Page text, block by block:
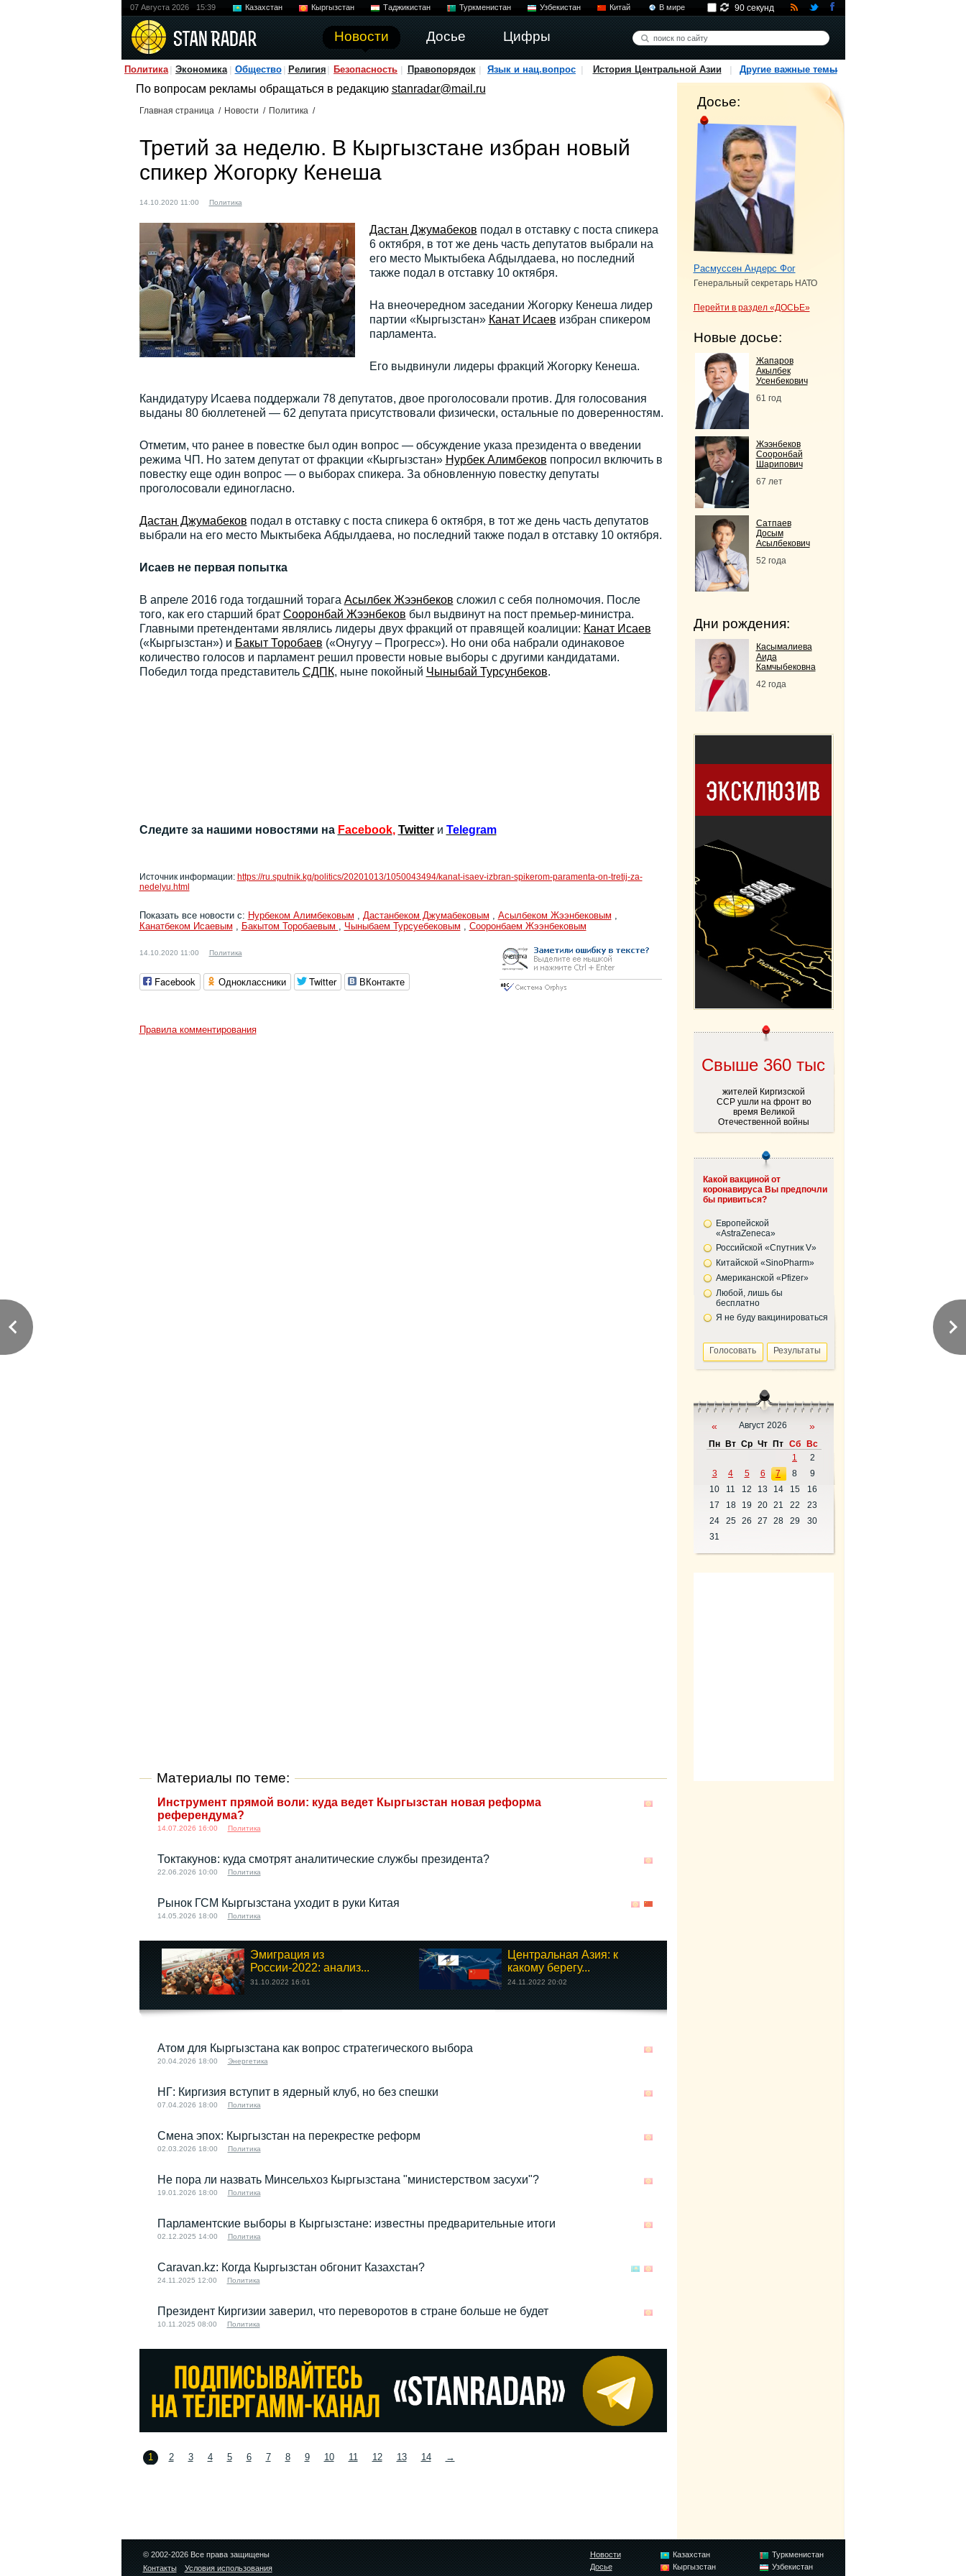
07 Августа 2026 15:39 Казахстан Кыргызстан Таджикистан Туркменистан Узбекистан Китай В мире
Новости Досье Цифры
90 секунд
Политика Экономика Общество Религия Безопасность Правопорядок Язык и нац.вопрос История Центральной Азии Другие важные темы
По вопросам рекламы обращаться в редакцию stanradar@mail.ru
Главная страница / Новости / Политика /
Третий за неделю. В Кыргызстане избран новый
спикер Жогорку Кенеша
14.10.2020 11:00 Политика
Дастан Джумабеков подал в отставку с поста спикера
6 октября, в тот же день часть депутатов выбрали на
его место Мыктыбека Абдылдаева, но последний
также подал в отставку 10 октября.
На внеочередном заседании Жогорку Кенеша лидер
партии «Кыргызстан» Канат Исаев избран спикером
парламента.
Его выдвинули лидеры фракций Жогорку Кенеша.
Кандидатуру Исаева поддержали 78 депутатов, двое проголосовали против. Для голосования
выданы 80 бюллетеней — 62 депутата присутствовали физически, остальные по доверенностям.
Отметим, что ранее в повестке был один вопрос — обсуждение указа президента о введении
режима ЧП. Но затем депутат от фракции «Кыргызстан» Нурбек Алимбеков попросил включить в
повестку еще один вопрос — о выборах спикера. За обновленную повестку депутаты
проголосовали единогласно.
Дастан Джумабеков подал в отставку с поста спикера 6 октября, в тот же день часть депутатов
выбрали на его место Мыктыбека Абдылдаева, но последний также подал в отставку 10 октября.
Исаев не первая попытка
В апреле 2016 года тогдашний торага Асылбек Жээнбеков сложил с себя полномочия. После
того, как его старший брат Сооронбай Жээнбеков был выдвинут на пост премьер-министра.
Главными претендентами являлись лидеры двух фракций от правящей коалиции: Канат Исаев
(«Кыргызстан») и Бакыт Торобаев («Онугуу – Прогресс»). Но они оба набрали одинаковое
количество голосов и парламент решил провести новые выборы с другими кандидатами.
Победил тогда представитель СДПК, ныне покойный Чыныбай Турсунбеков.
Следите за нашими новостями на Facebook, Twitter и Telegram
Источник информации: https://ru.sputnik.kg/politics/20201013/1050043494/kanat-isaev-izbran-spikerom-paramenta-on-tretij-za-
nedelyu.html
Показать все новости с: Нурбеком Алимбековым , Дастанбеком Джумабековым , Асылбеком Жээнбековым ,
Канатбеком Исаевым , Бакытом Торобаевым , Чыныбаем Турсуебековым , Сооронбаем Жээнбековым
14.10.2020 11:00 Политика
Facebook Одноклассники Twitter ВКонтакте
Правила комментирования
Материалы по теме:
Инструмент прямой воли: куда ведет Кыргызстан новая реформа
референдума?
14.07.2026 16:00 Политика
Токтакунов: куда смотрят аналитические службы президента?
22.06.2026 10:00 Политика
Рынок ГСМ Кыргызстана уходит в руки Китая
14.05.2026 18:00 Политика
Эмиграция из
России-2022: анализ...
31.10.2022 16:01
Центральная Азия: к
какому берегу...
24.11.2022 20:02
Атом для Кыргызстана как вопрос стратегического выбора
20.04.2026 18:00 Энергетика
НГ: Киргизия вступит в ядерный клуб, но без спешки
07.04.2026 18:00 Политика
Смена эпох: Кыргызстан на перекрестке реформ
02.03.2026 18:00 Политика
Не пора ли назвать Минсельхоз Кыргызстана "министерством засухи"?
19.01.2026 18:00 Политика
Парламентские выборы в Кыргызстане: известны предварительные итоги
02.12.2025 14:00 Политика
Caravan.kz: Когда Кыргызстан обгонит Казахстан?
24.11.2025 12:00 Политика
Президент Киргизии заверил, что переворотов в стране больше не будет
10.11.2025 08:00 Политика
1 2 3 4 5 6 7 8 9 10 11 12 13 14 →
Досье:
Расмуссен Андерс Фог
Генеральный секретарь НАТО
Перейти в раздел «ДОСЬЕ»
Новые досье:
Жапаров
Акылбек
Усенбекович
61 год
Жээнбеков
Сооронбай
Шарипович
67 лет
Сатпаев
Досым
Асылбекович
52 года
Дни рождения:
Касымалиева
Аида
Камчыбековна
42 года
Cвыше 360 тыс
жителей Киргизской
ССР ушли на фронт во
время Великой
Отечественной войны
Какой вакциной от
коронавируса Вы предпочли
бы привиться?
Европейской
«AstraZeneca»
Российской «Спутник V»
Китайской «SinoPharm»
Американской «Pfizer»
Любой, лишь бы
бесплатно
Я не буду вакцинироваться
« Август 2026 »
Пн Вт Ср Чт Пт Сб
Вс
1
2
3
4 5 6 7 8
9
10
11 12 13 14 15
16
17
18 19 20 21 22
23
24
25 26 27 28 29
30
31
© 2002-2026 Все права защищены
Контакты
Условия использования
Туркменистан
Узбекистан
Казахстан
Кыргызстан
Новости
Досье